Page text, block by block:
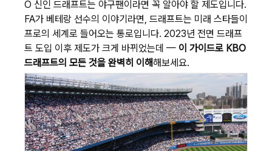
O 신인 드래프트는 야구팬이라면 꼭 알아야 할 제도입니다.
FA가 베테랑 선수의 이야기라면, 드래프트는 미래 스타들이
프로의 세계로 들어오는 통로입니다. 2023년 전면 드래프
트 도입 이후 제도가 크게 바뀌었는데 — 이 가이드로 KBO
드래프트의 모든 것을 완벽히 이해해보세요.